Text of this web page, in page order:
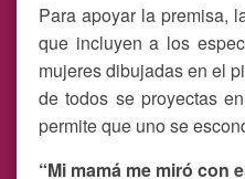
Para apoyar la premisa,
que incluyen a los
mujeres dibujadas en el
de todos se proyectas
permite que uno se
“Mi mamá me miró con